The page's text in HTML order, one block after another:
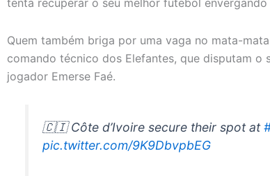
tenta recuperar o seu melhor futebol
Quem também briga por uma vaga no mata-
comando técnico dos Elefantes, que disputam o
jogador Emerse Faé.
🇨🇮 Côte d’Ivoire secure their spot at
pic.twitter.com/9K9DbvpbEG